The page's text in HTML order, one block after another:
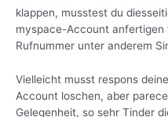
klappen, musstest du
myspace-Account anfertigen
Rufnummer unter anderem
Vielleicht musst respons
Account loschen, aber
Gelegenheit, so sehr Tinder